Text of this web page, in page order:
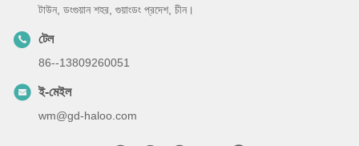
টাউন, ডংগুয়ান শহর, গুয়াংডং প্রদেশ, চীন।
টেল
86--13809260051
ই-মেইল
wm@gd-haloo.com